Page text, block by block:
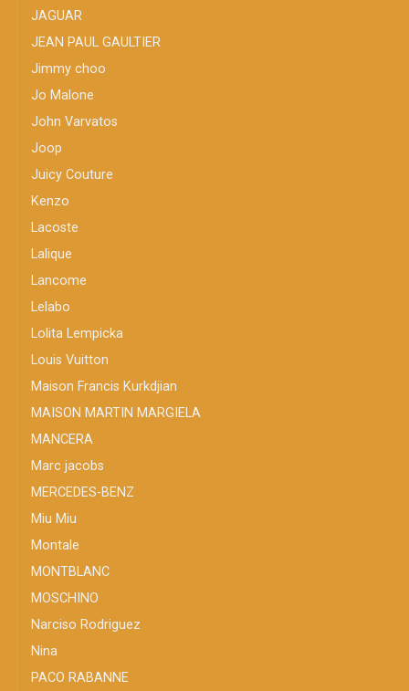
JAGUAR
JEAN PAUL GAULTIER
Jimmy choo
Jo Malone
John Varvatos
Joop
Juicy Couture
Kenzo
Lacoste
Lalique
Lancome
Lelabo
Lolita Lempicka
Louis Vuitton
Maison Francis Kurkdjian
MAISON MARTIN MARGIELA
MANCERA
Marc jacobs
MERCEDES-BENZ
Miu Miu
Montale
MONTBLANC
MOSCHINO
Narciso Rodriguez
Nina
PACO RABANNE